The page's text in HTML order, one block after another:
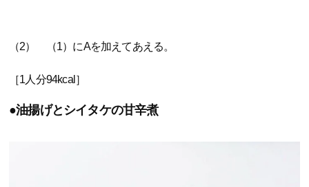
（2） （1）にAを加えてあえる。
［1人分94kcal］
●油揚げとシイタケの甘辛煮